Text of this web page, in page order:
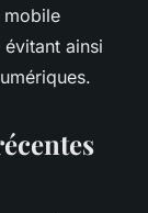
mobile
ainsi